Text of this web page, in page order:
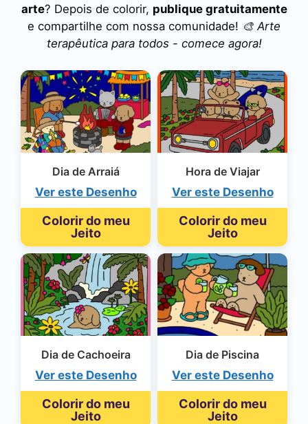
arte? Depois de colorir, publique gratuitamente
e compartilhe com nossa comunidade! 🎨 Arte
terapêutica para todos - comece agora!
Dia de Arraiá
Ver este Desenho
Colorir do meu
Jeito
Hora de Viajar
Ver este Desenho
Colorir do meu
Jeito
Dia de Cachoeira
Ver este Desenho
Colorir do meu
Jeito
Dia de Piscina
Ver este Desenho
Colorir do meu
Jeito